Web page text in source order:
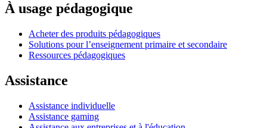
À usage pédagogique
Acheter des produits pédagogiques
Solutions pour l’enseignement primaire et secondaire
Ressources pédagogiques
Assistance
Assistance individuelle
Assistance gaming